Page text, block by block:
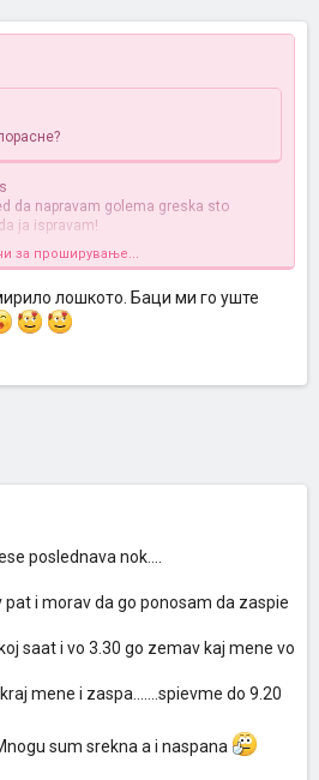
da napravam golema greska sto
ja ispravam!
go pocnaf "tretmanot" "ostaj go da placi"
uporna i si se pravam nagluva a marko
за проширување...
лошкото. Баци ми го уште
poslednava nok....
pat i morav da go ponosam da zaspie
saat i vo 3.30 go zemav kaj mene vo
mene i zaspa.......spievme do 9.20
sum srekna a i naspana